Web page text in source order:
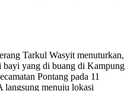
Tarkul Wasyit menuturkan,
bayi yang di buang di Kampung
Pontang pada 11
langsung menuju lokasi